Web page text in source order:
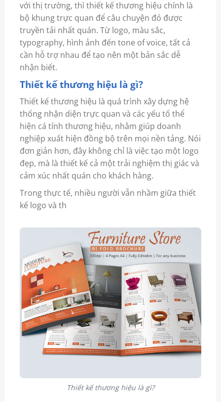
với thị trường, thì thiết kế thương hiệu chính là
bộ khung trực quan để câu chuyện đó được
truyền tải nhất quán. Từ logo, màu sắc,
typography, hình ảnh đến tone of voice, tất cả
cần hỗ trợ nhau để tạo nên một bản sắc dễ
nhận biết.
Thiết kế thương hiệu là gì?
Thiết kế thương hiệu là quá trình xây dựng hệ
thống nhận diện trực quan và các yếu tố thể
hiện cá tính thương hiệu, nhằm giúp doanh
nghiệp xuất hiện đồng bộ trên mọi nền tảng. Nói
đơn giản hơn, đây không chỉ là việc tạo một logo
đẹp, mà là thiết kế cả một trải nghiệm thị giác và
cảm xúc nhất quán cho khách hàng.
Trong thực tế, nhiều người vẫn nhầm giữa thiết
kế logo và th
Thiết kế thương hiệu là gì?